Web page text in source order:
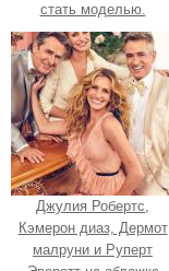
стать моделью.
Джулия Робертс,
Кэмерон диаз, Дермот
малруни и Руперт